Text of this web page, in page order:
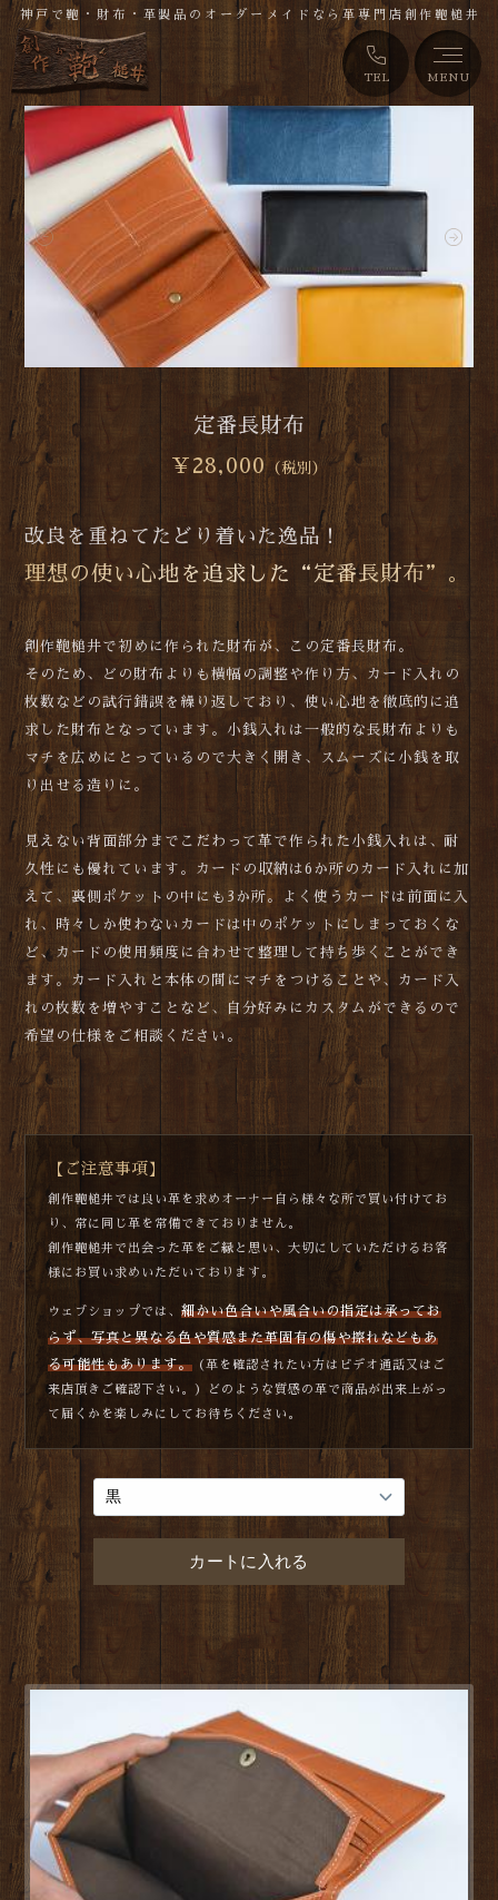
TEL MENU
神戸で鞄・財布・革製品のオーダーメイドなら革専門店創作鞄槌井
定番長財布
￥28,000
改良を重ねてたどり着いた逸品！
理想の使い心地を追求した“定番長財布”。
創作鞄槌井で初めに作られた財布が、この定番長財布。
そのため、どの財布よりも横幅の調整や作り方、カード入れの
枚数などの試行錯誤を繰り返しており、使い心地を徹底的に追
求した財布となっています。小銭入れは一般的な長財布よりも
マチを広めにとっているので大きく開き、スムーズに小銭を取
り出せる造りに。
見えない背面部分までこだわって革で作られた小銭入れは、耐
久性にも優れています。カードの収納は6か所のカード入れに加
えて、裏側ポケットの中にも3か所。よく使うカードは前面に入
れ、時々しか使わないカードは中のポケットにしまっておくな
ど、カードの使用頻度に合わせて整理して持ち歩くことができ
ます。カード入れと本体の間にマチをつけることや、カード入
れの枚数を増やすことなど、自分好みにカスタムができるので
希望の仕様をご相談ください。
【ご注意事項】
創作鞄槌井では良い革を求めオーナー自ら様々な所で買い付けてお
り、常に同じ革を常備できておりません。
創作鞄槌井で出会った革をご縁と思い、大切にしていただけるお客
様にお買い求めいただいております。
ウェブショップでは、 細かい色合いや風合いの指定は承ってお
らず、写真と異なる色や質感また革固有の傷や擦れなどもあ
る可能性もあります。（革を確認されたい方はビデオ通話又はご
来店頂きご確認下さい。）どのような質感の革で商品が出来上がっ
て届くかを楽しみにしてお待ちください。